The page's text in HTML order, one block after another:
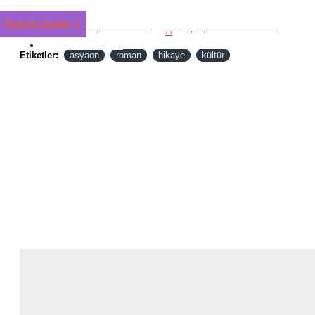
Tümünü İnceleAlışveriş Listeme Ekle
Etiketler: asyaon roman hikaye kültür